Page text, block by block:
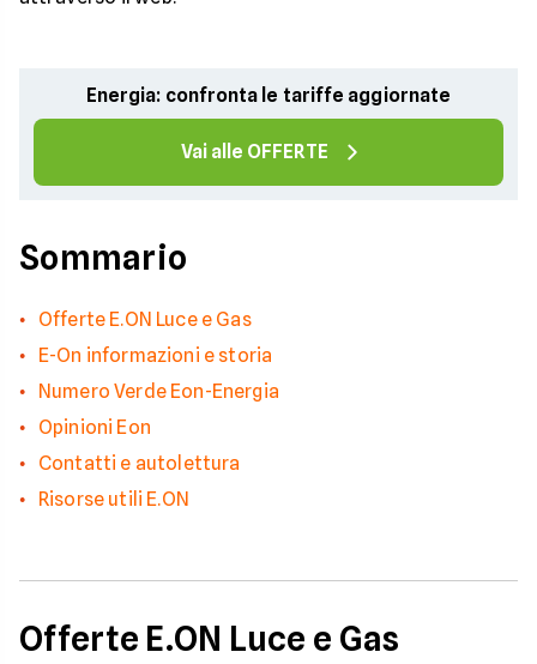
Energia: confronta le tariffe aggiornate
Vai alle OFFERTE
Sommario
Offerte E.ON Luce e Gas
E-On informazioni e storia
Numero Verde Eon-Energia
Opinioni Eon
Contatti e autolettura
Risorse utili E.ON
Offerte E.ON Luce e Gas